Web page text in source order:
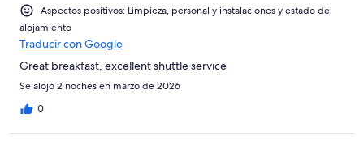
Mediocre
Horrible
Aspectos positivos: Limpieza, personal y instalaciones y estado del
alojamiento
Traducir con Google
Great breakfast, excellent shuttle service
Se alojó 2 noches en marzo de 2026
0